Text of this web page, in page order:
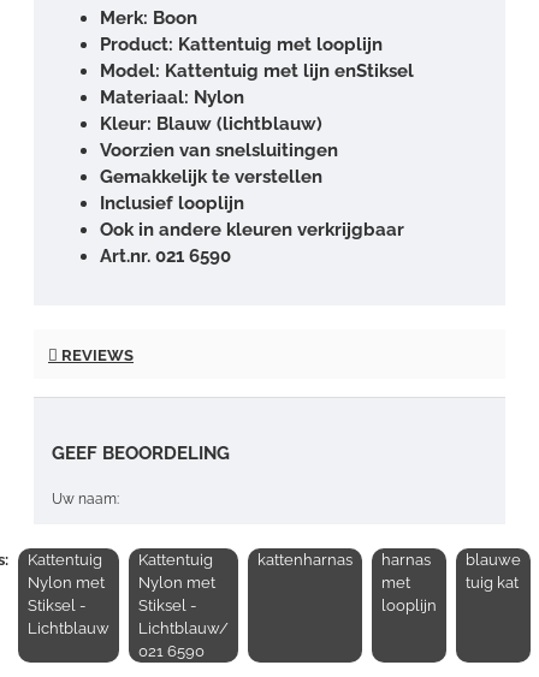
Merk: Boon
Product: Kattentuig met looplijn
Model: Kattentuig met lijn enStiksel
Materiaal: Nylon
Kleur: Blauw (lichtblauw)
Voorzien van snelsluitingen
Gemakkelijk te verstellen
Inclusief looplijn
Ook in andere kleuren verkrijgbaar
Art.nr. 021 6590
REVIEWS
GEEF BEOORDELING
Uw naam:
Opmerking:
Kattentuig
Nylon met
Stiksel -
Lichtblauw
Kattentuig
Nylon met
Stiksel -
Lichtblauw/
021 6590
kattenharnas
harnas
met
looplijn
blauwe
tuig kat